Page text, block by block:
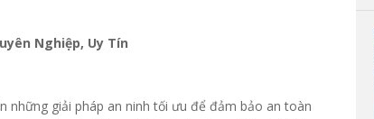
Nghiệp, Uy Tín
những giải pháp an ninh tối ưu để đảm bảo an toàn